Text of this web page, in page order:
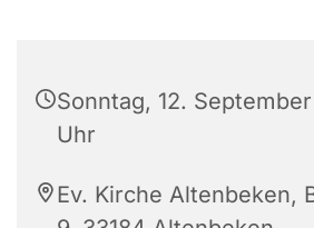
Sonntag, 12.
Uhr
Ev. Kirche Altenbeken,